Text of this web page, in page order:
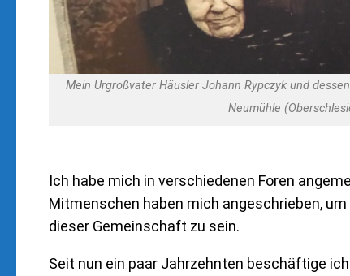
Mein Urgroßvater Häusler Johann Rypczyk und
Neumühle
Ich habe mich in verschiedenen Foren
Mitmenschen haben mich angeschrieben,
dieser Gemeinschaft zu sein.
Seit nun ein paar Jahrzehnten beschäftige